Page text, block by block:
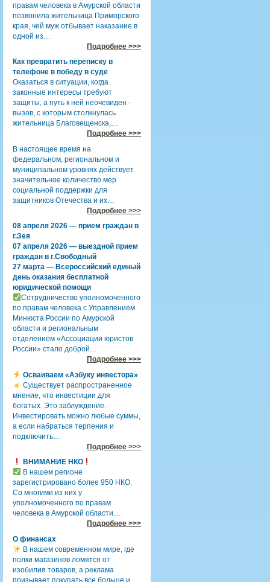
правам человека в Амурской области
позвонила жительница Приморского
края, чей муж отбывает наказание в
одной из…
Подробнее >>>
Как превратить переписку в
телефоне в победу в суде
Оказаться в ситуации, когда
законные интересы требуют
защиты, а путь к ней неочевиден -
вызов, с которым столкнулась
жительница Благовещенска,…
Подробнее >>>
В настоящее время на
федеральном, региональном и
муниципальном уровнях действует
значительное количество мер
социальной поддержки для
защитников Отечества и их…
Подробнее >>>
08 апреля 2026 — прием граждан в
г.Зея
07 апреля 2026 — выездной прием
граждан в г.Свободный
27 марта — Всероссийский единый
день оказания бесплатной
юридической помощи
Сотрудничество уполномоченного
по правам человека с Управлением
Минюста России по Амурской
области и региональным
отделением «Ассоциации юристов
России» стало доброй…
Подробнее >>>
Осваиваем «Азбуку инвестора»
Существует распространенное
мнение, что инвестиции для
богатых. Это заблуждение.
Инвестировать можно любые суммы,
а если набраться терпения и
подключить…
Подробнее >>>
ВНИМАНИЕ НКО
В нашем регионе
зарегистрировано более 950 НКО.
Со многими из них у
уполномоченного по правам
человека в Амурской области…
Подробнее >>>
О финансах
В нашем современном мире, где
полки магазинов ломятся от
изобилия товаров, а реклама
призывает покупать все больше и